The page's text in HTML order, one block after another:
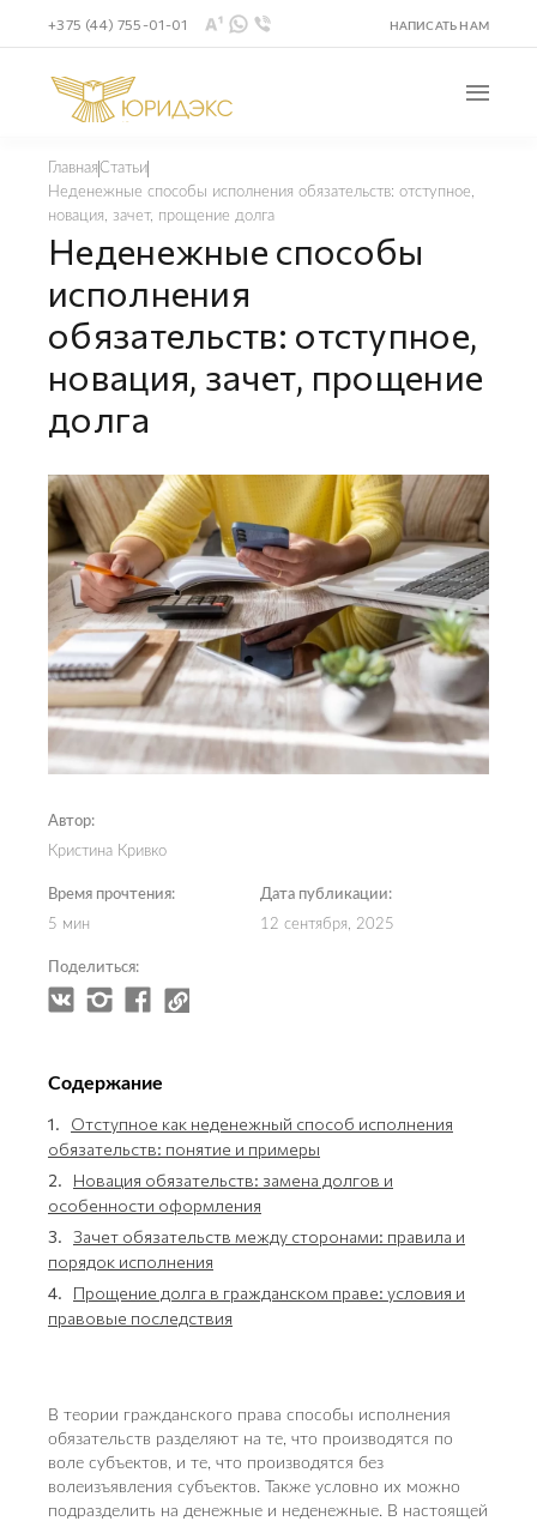
НАПИСАТЬ НАМ
+375 (44) 755-01-01
ГлавнаяСтатьи
Неденежные способы исполнения обязательств: отступное,
новация, зачет, прощение долга
Неденежные способы
исполнения
обязательств: отступное,
новация, зачет, прощение
долга
Время прочтения:
5 мин
Автор:
Кристина Кривко
Дата публикации:
12 сентября, 2025
Поделиться:
Содержание
1.
Отступное как неденежный способ исполнения
обязательств: понятие и примеры
2.
Новация обязательств: замена долгов и
особенности оформления
3. Зачет обязательств между сторонами: правила и
порядок исполнения
4.
Прощение долга в гражданском праве: условия и
правовые последствия
В теории гражданского права способы исполнения
обязательств разделяют на те, что производятся по
воле субъектов, и те, что производятся без
волеизъявления субъектов. Также условно их можно
подразделить на денежные и неденежные. В настоящей